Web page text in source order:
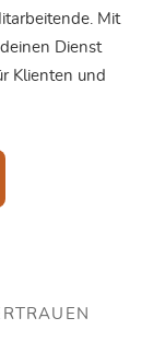
Mit
Dienst
Klienten und